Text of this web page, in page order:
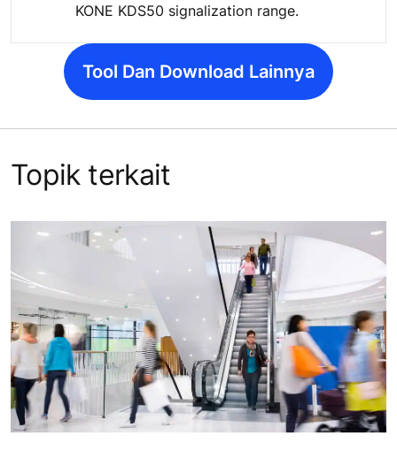
KONE KDS50 signalization range.
Tool Dan Download Lainnya
Topik terkait